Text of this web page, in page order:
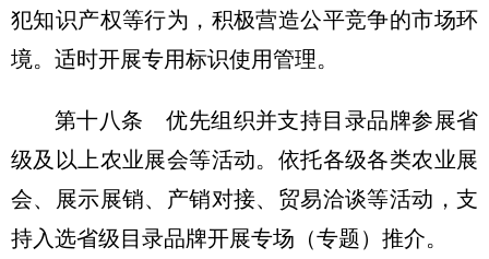
犯知识产权等行为，积极营造公平竞争的市场环
境。适时开展专用标识使用管理。
第十八条 优先组织并支持目录品牌参展省
级及以上农业展会等活动。依托各级各类农业展
会、展示展销、产销对接、贸易洽谈等活动，支
持入选省级目录品牌开展专场（专题）推介。